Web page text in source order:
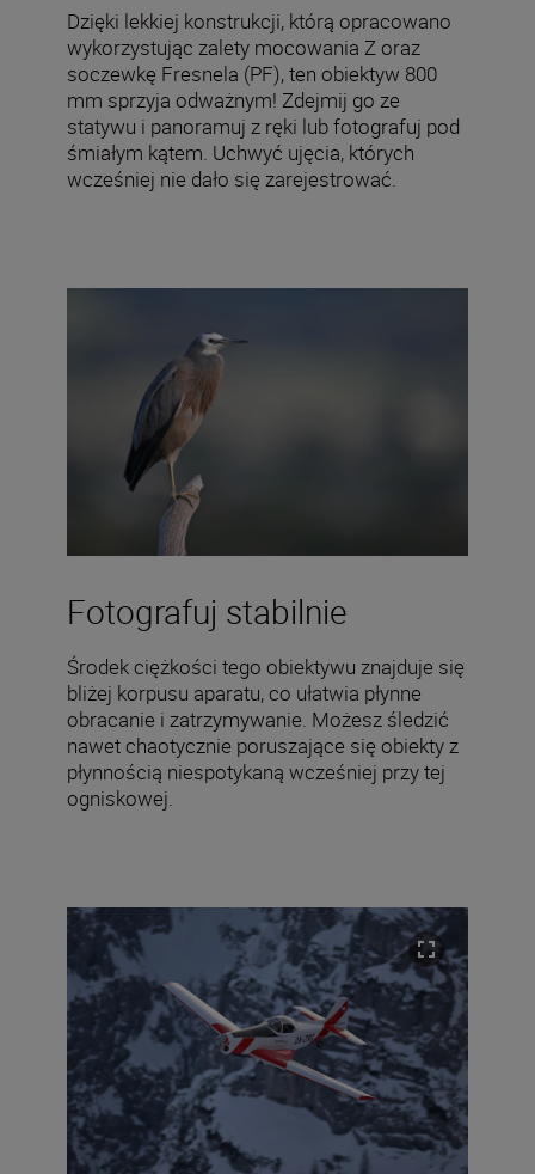
Dzięki lekkiej konstrukcji, którą opracowano
wykorzystując zalety mocowania Z oraz
soczewkę Fresnela (PF), ten obiektyw 800
mm sprzyja odważnym! Zdejmij go ze
statywu i panoramuj z ręki lub fotografuj pod
śmiałym kątem. Uchwyć ujęcia, których
wcześniej nie dało się zarejestrować.
Fotografuj stabilnie
Środek ciężkości tego obiektywu znajduje się
bliżej korpusu aparatu, co ułatwia płynne
obracanie i zatrzymywanie. Możesz śledzić
nawet chaotycznie poruszające się obiekty z
płynnością niespotykaną wcześniej przy tej
ogniskowej.